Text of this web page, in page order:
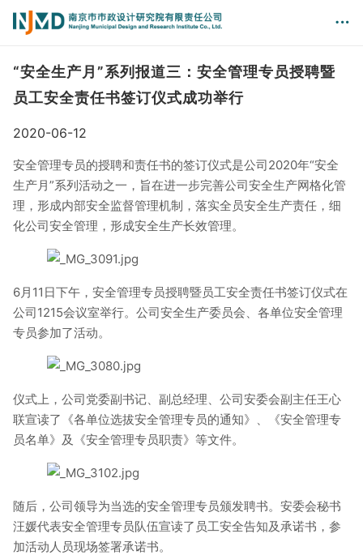
“安全生产月”系列报道三：安全管理专员授聘暨
员工安全责任书签订仪式成功举行
2020-06-12
安全管理专员的授聘和责任书的签订仪式是公司2020年“安全
生产月”系列活动之一，旨在进一步完善公司安全生产网格化管
理，形成内部安全监督管理机制，落实全员安全生产责任，细
化公司安全管理，形成安全生产长效管理。
6月11日下午，安全管理专员授聘暨员工安全责任书签订仪式在
公司1215会议室举行。公司安全生产委员会、各单位安全管理
专员参加了活动。
仪式上，公司党委副书记、副总经理、公司安委会副主任王心
联宣读了《各单位选拔安全管理专员的通知》、《安全管理专
员名单》及《安全管理专员职责》等文件。
随后，公司领导为当选的安全管理专员颁发聘书。安委会秘书
汪媛代表安全管理专员队伍宣读了员工安全告知及承诺书，参
加活动人员现场签署承诺书。